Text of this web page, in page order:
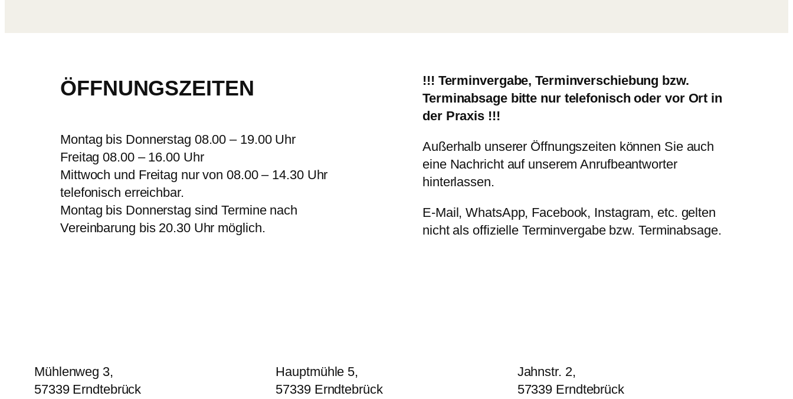
ÖFFNUNGSZEITEN
Montag bis Donnerstag 08.00 – 19.00 Uhr
Freitag 08.00 – 16.00 Uhr
Mittwoch und Freitag nur von 08.00 – 14.30 Uhr
telefonisch erreichbar.
Montag bis Donnerstag sind Termine nach
Vereinbarung bis 20.30 Uhr möglich.
!!! Terminvergabe, Terminverschiebung bzw.
Terminabsage bitte nur telefonisch oder vor Ort in
der Praxis !!!
Außerhalb unserer Öffnungszeiten können Sie auch
eine Nachricht auf unserem Anrufbeantworter
hinterlassen.
E-Mail, WhatsApp, Facebook, Instagram, etc. gelten
nicht als offizielle Terminvergabe bzw. Terminabsage.
Mühlenweg 3,
57339 Erndtebrück
Hauptmühle 5,
57339 Erndtebrück
Jahnstr. 2,
57339 Erndtebrück